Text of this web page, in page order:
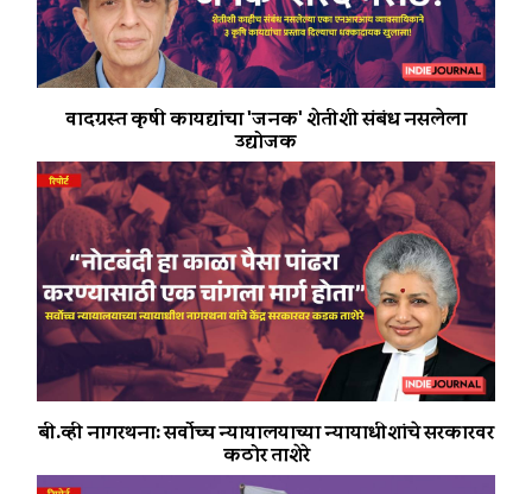
वादग्रस्त कृषी कायद्यांचा 'जनक' शेतीशी संबंध नसलेला
उद्योजक
बी.व्ही नागरथना: सर्वोच्च न्यायालयाच्या न्यायाधीशांचे सरकारवर
कठोर ताशेरे